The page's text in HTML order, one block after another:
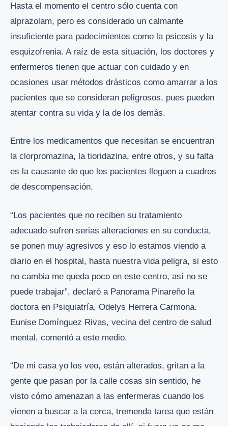
Hasta el momento el centro sólo cuenta con
alprazolam, pero es considerado un calmante
insuficiente para padecimientos como la psicosis y la
esquizofrenia. A raíz de esta situación, los doctores y
enfermeros tienen que actuar con cuidado y en
ocasiones usar métodos drásticos como amarrar a los
pacientes que se consideran peligrosos, pues pueden
atentar contra su vida y la de los demás.
Entre los medicamentos que necesitan se encuentran
la clorpromazina, la tioridazina, entre otros, y su falta
es la causante de que los pacientes lleguen a cuadros
de descompensación.
“Los pacientes que no reciben su tratamiento
adecuado sufren serias alteraciones en su conducta,
se ponen muy agresivos y eso lo estamos viendo a
diario en el hospital, hasta nuestra vida peligra, si esto
no cambia me queda poco en este centro, así no se
puede trabajar”, declaró a Panorama Pinareño la
doctora en Psiquiatría, Odelys Herrera Carmona.
Eunise Domínguez Rivas, vecina del centro de salud
mental, comentó a este medio.
“De mi casa yo los veo, están alterados, gritan a la
gente que pasan por la calle cosas sin sentido, he
visto cómo amenazan a las enfermeras cuando los
vienen a buscar a la cerca, tremenda tarea que están